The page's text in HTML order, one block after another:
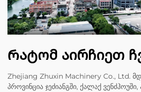
Რატომ აირჩიეთ
Zhejiang Zhuxin Machinery Co., Ltd.
პროვინცია ჯეძიანგში, ქალაქ